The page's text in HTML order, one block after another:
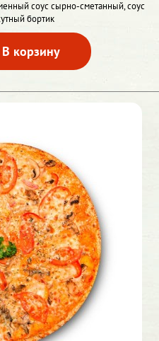
соус сырно-сметанный, соус
бортик
В корзину